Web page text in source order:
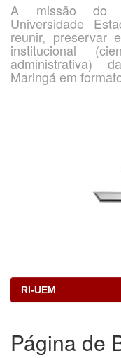
A missão do
Universidade
reunir, preservar
institucional
administrativa)
Maringá em
RI-UEM
Página de